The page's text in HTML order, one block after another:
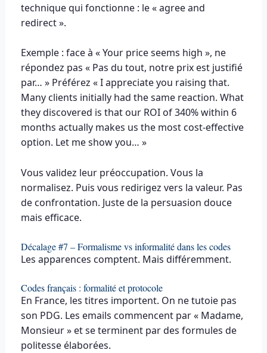
technique qui fonctionne : le « agree and
redirect ».
Exemple : face à « Your price seems high », ne
répondez pas « Pas du tout, notre prix est justifié
par… » Préférez « I appreciate you raising that.
Many clients initially had the same reaction. What
they discovered is that our ROI of 340% within 6
months actually makes us the most cost-effective
option. Let me show you… »
Vous validez leur préoccupation. Vous la
normalisez. Puis vous redirigez vers la valeur. Pas
de confrontation. Juste de la persuasion douce
mais efficace.
Décalage #7 – Formalisme vs informalité dans les codes
Les apparences comptent. Mais différemment.
Codes français : formalité et protocole
En France, les titres importent. On ne tutoie pas
son PDG. Les emails commencent par « Madame,
Monsieur » et se terminent par des formules de
politesse élaborées.